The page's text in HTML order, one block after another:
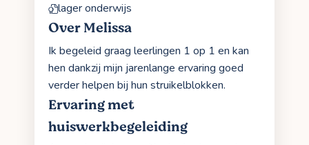
lager onderwijs
Over Melissa
Ik begeleid graag leerlingen 1 op 1 en kan
hen dankzij mijn jarenlange ervaring goed
verder helpen bij hun struikelblokken.
Ervaring met
huiswerkbegeleiding